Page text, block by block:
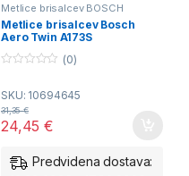
Metlice brisalcev BOSCH
Aerotwin - spredaj
Metlice brisalcev Bosch
Aero Twin A173S
u
t
o
f
(0)
SKU: 10694645
24,45€
31,35€
Predvidena dostava: